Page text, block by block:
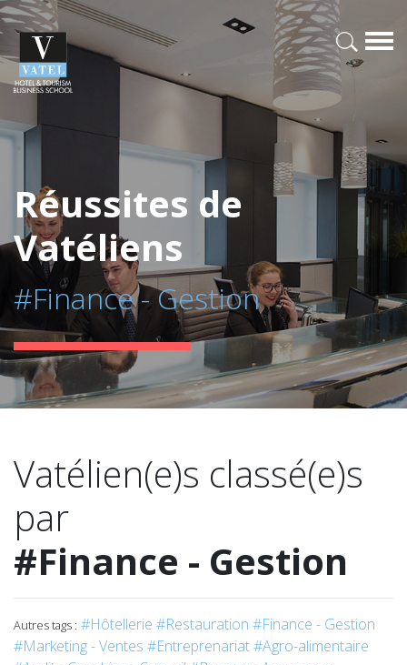
Réussites de
Vatéliens
#Finance - Gestion
Vatélien(e)s classé(e)s
par
#Finance - Gestion
Autres tags : #Hôtellerie #Restauration #Finance - Gestion
#Marketing - Ventes #Entreprenariat#Agro-alimentaire